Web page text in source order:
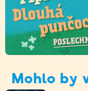
Mohlo by